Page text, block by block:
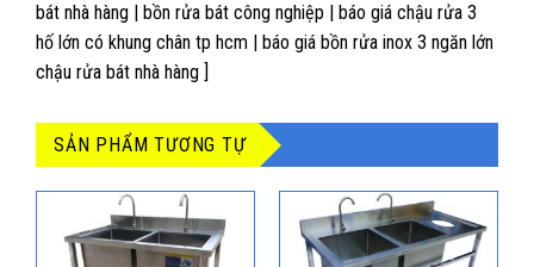
bát nhà hàng | bồn rửa bát công nghiệp | báo giá chậu rửa 3
hố lớn có khung chân tp hcm | báo giá bồn rửa inox 3 ngăn lớn
chậu rửa bát nhà hàng ]
SẢN PHẨM TƯƠNG TỰ